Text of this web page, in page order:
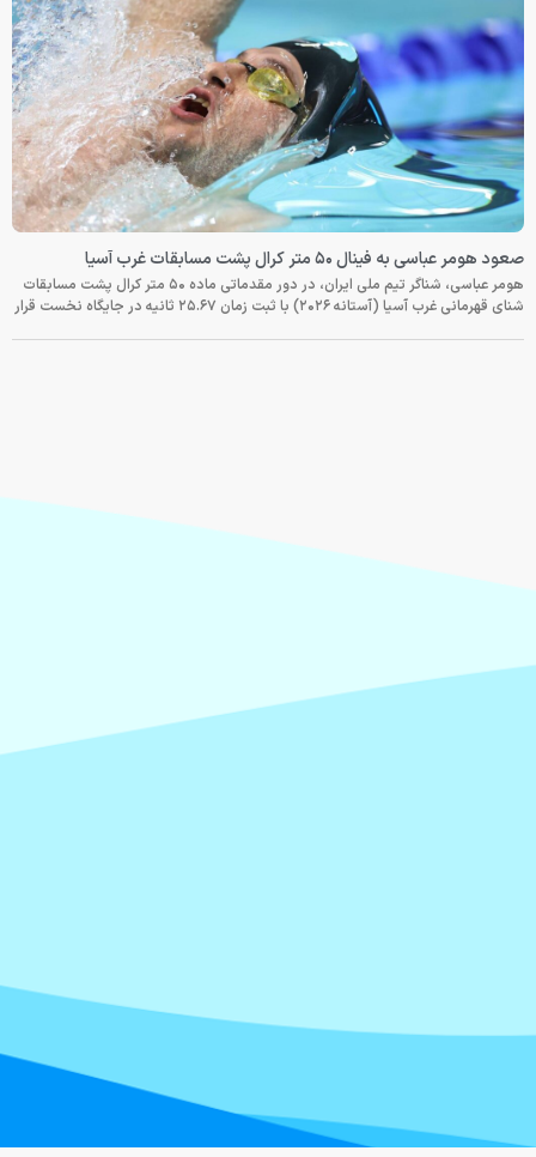
صعود هومر عباسی به فینال ۵۰ متر کرال پشت مسابقات غرب آسیا
هومر عباسی، شناگر تیم ملی ایران، در دور مقدماتی ماده ۵۰ متر کرال پشت مسابقات
شنای قهرمانی غرب آسیا (آستانه ۲۰۲۶) با ثبت زمان ۲۵.۶۷ ثانیه در جایگاه نخست قرار